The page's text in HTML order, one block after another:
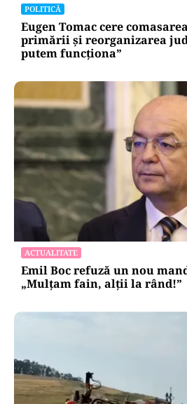
POLITICĂ
Eugen Tomac cere
primării și reorganizarea
putem funcționa”
ACTUALITATE
Emil Boc refuză un nou
„Mulțam fain, alții la rând!”